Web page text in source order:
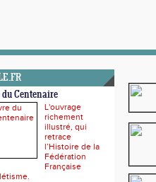
Centenaire
L'ouvrage
richement
illustré, qui
retrace
l’Histoire de la
Fédération
Française